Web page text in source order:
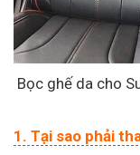
Bọc ghế da cho
1. Tại sao phải